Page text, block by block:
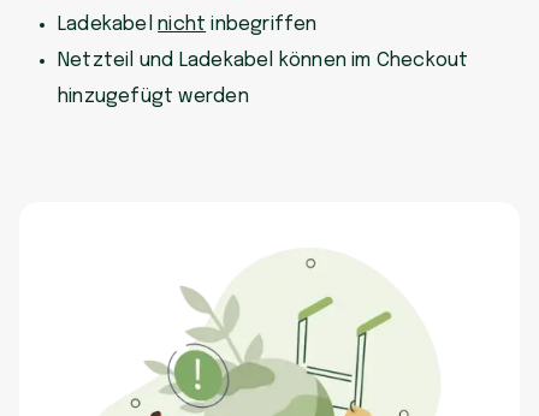
Ladekabelnicht inbegriffen
Netzteil und Ladekabel können im Checkout
hinzugefügt werden